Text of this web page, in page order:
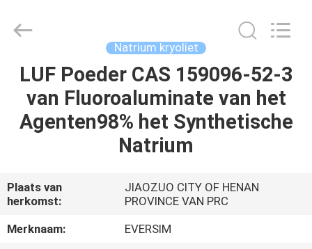
HUIS
PRODUCTEN
OVER
ONS
Imp.&Exp.Co.,Ltd.
Natrium kryoliet
LUF Poeder CAS 159096-52-3
van Fluoroaluminate van het
Agenten98% het Synthetische
Natrium
Plaats van
herkomst:
JIAOZUO CITY OF HENAN
PROVINCE VAN PRC
Merknaam:
EVERSIM